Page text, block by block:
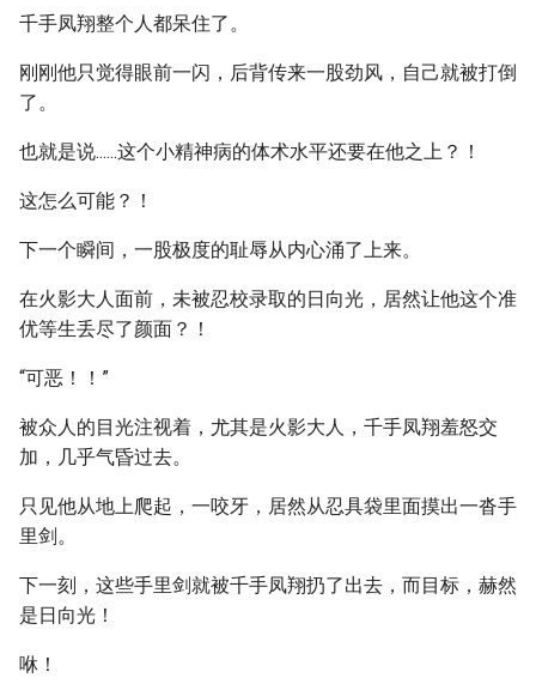
千手凤翔整个人都呆住了。
刚刚他只觉得眼前一闪，后背传来一股劲风，自己就被打倒
了。
也就是说......这个小精神病的体术水平还要在他之上？！
这怎么可能？！
下一个瞬间，一股极度的耻辱从内心涌了上来。
在火影大人面前，未被忍校录取的日向光，居然让他这个准
优等生丢尽了颜面？！
“可恶！！”
被众人的目光注视着，尤其是火影大人，千手凤翔羞怒交
加，几乎气昏过去。
只见他从地上爬起，一咬牙，居然从忍具袋里面摸出一沓手
里剑。
下一刻，这些手里剑就被千手凤翔扔了出去，而目标，赫然
是日向光！
咻！